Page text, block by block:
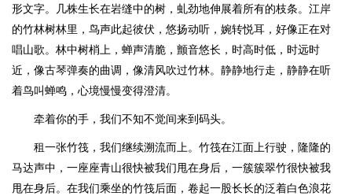
形文字。几株生长在岩缝中的树，虬劲地伸展着所有的枝条。江岸
的竹林树林里，鸟声此起彼伏，悠扬动听，婉转悦耳，好像正在对
唱山歌。林中树梢上，蝉声清脆，颤音悠长，时高时低，时远时
近，像古琴弹奏的曲调，像清风吹过竹林。静静地行走，静静在听
着鸟叫蝉鸣，心境慢慢变得澄清。
牵着你的手，我们不知不觉间来到码头。
租一张竹筏，我们继续溯流而上。竹筏在江面上行驶，隆隆的
马达声中，一座座青山很快被我们甩在身后，一簇簇翠竹很快被我
甩在身后。在我们乘坐的竹筏后面，卷起一股长长的泛着白色浪花